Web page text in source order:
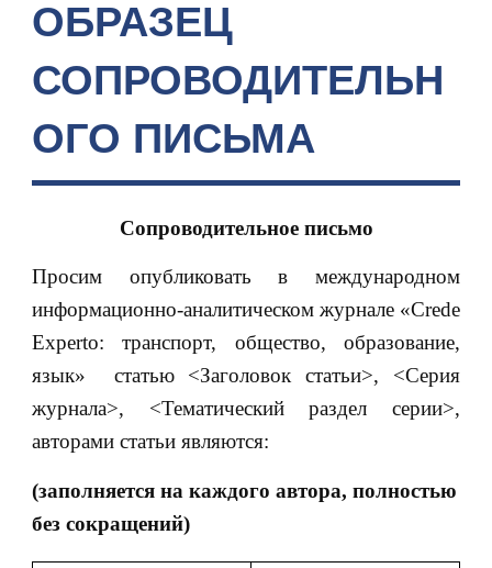
ОБРАЗЕЦ
СОПРОВОДИТЕЛЬН
ОГО ПИСЬМА
Сопроводительное письмо
Просим опубликовать в международном
информационно-аналитическом журнале «Crede
Experto: транспорт, общество, образование,
язык» статью <Заголовок статьи>, <Серия
журнала>, <Тематический раздел серии>,
авторами статьи являются:
(заполняется на каждого автора, полностью
без сокращений)